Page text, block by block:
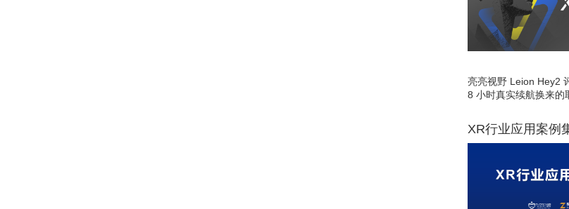
亮亮视野 Leion Hey2
8 小时真实续航换来的
XR行业应用案例